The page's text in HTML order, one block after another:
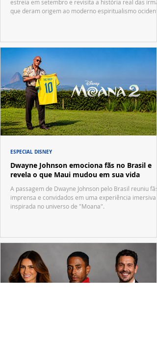
estreia em setembro e revisita a história real das
que deram origem ao moderno espiritualismo
Dwayne Johnson emociona fãs no Brasil e
revela o que Maui mudou em sua vida
A passagem de Dwayne Johnson pelo Brasil reuniu fãs,
imprensa e convidados em uma experiência imersiva
inspirada no universo de "Moana".
ESPECIAL DISNEY